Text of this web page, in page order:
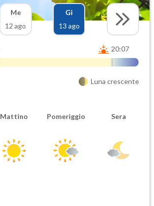
Me
12 ago
Gi
13 ago
20:07
Luna crescente
Mattino Pomeriggio Sera